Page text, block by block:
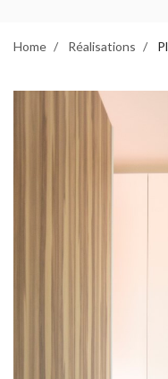
Home Réalisations